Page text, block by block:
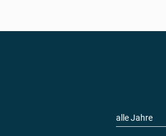
alle Jahre